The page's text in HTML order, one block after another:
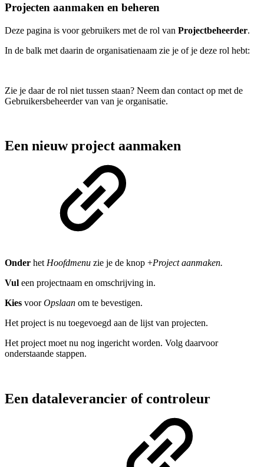
Projecten aanmaken en beheren
Deze pagina is voor gebruikers met de rol van Projectbeheerder.
In de balk met daarin de organisatienaam zie je of je deze rol hebt:
Zie je daar de rol niet tussen staan? Neem dan contact op met de
Gebruikersbeheerder van van je organisatie.
Een nieuw project aanmaken
Onder het Hoofdmenu zie je de knop +Project aanmaken.
Vul een projectnaam en omschrijving in.
Kies voorOpslaan om te bevestigen.
Het project is nu toegevoegd aan de lijst van projecten.
Het project moet nu nog ingericht worden. Volg daarvoor
onderstaande stappen.
Een dataleverancier of controleur